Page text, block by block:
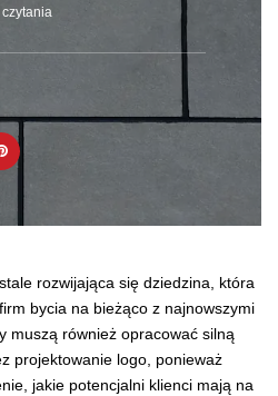
rozwijająca się dziedzina, która
bycia na bieżąco z najnowszymi
muszą również opracować silną
projektowanie logo, ponieważ
jakie potencjalni klienci mają na